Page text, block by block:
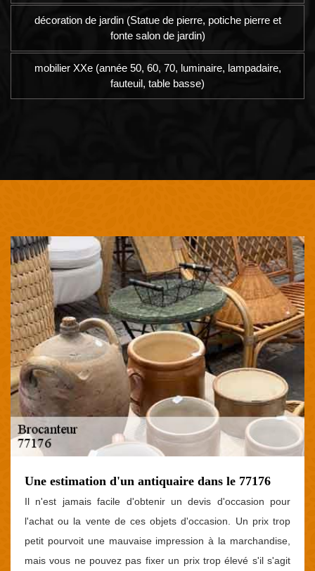
décoration de jardin (Statue de pierre, potiche pierre et
fonte salon de jardin)
mobilier XXe (année 50, 60, 70, luminaire, lampadaire,
fauteuil, table basse)
Une estimation d'un antiquaire dans le 77176
Il n'est jamais facile d'obtenir un devis d'occasion pour
l'achat ou la vente de ces objets d'occasion. Un prix trop
petit pourvoit une mauvaise impression à la marchandise,
mais vous ne pouvez pas fixer un prix trop élevé s'il s'agit